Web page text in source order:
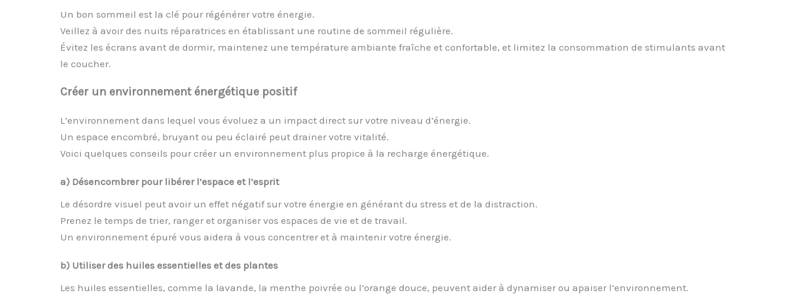
Un bon sommeil est la clé pour régénérer votre énergie.
Veillez à avoir des nuits réparatrices en établissant une routine de sommeil régulière.
Évitez les écrans avant de dormir, maintenez une température ambiante fraîche et confortable, et limitez la consommation de stimulants avant
le coucher.
Créer un environnement énergétique positif
L’environnement dans lequel vous évoluez a un impact direct sur votre niveau d’énergie.
Un espace encombré, bruyant ou peu éclairé peut drainer votre vitalité.
Voici quelques conseils pour créer un environnement plus propice à la recharge énergétique.
a) Désencombrer pour libérer l’espace et l’esprit
Le désordre visuel peut avoir un effet négatif sur votre énergie en générant du stress et de la distraction.
Prenez le temps de trier, ranger et organiser vos espaces de vie et de travail.
Un environnement épuré vous aidera à vous concentrer et à maintenir votre énergie.
b) Utiliser des huiles essentielles et des plantes
Les huiles essentielles, comme la lavande, la menthe poivrée ou l’orange douce, peuvent aider à dynamiser ou apaiser l’environnement.